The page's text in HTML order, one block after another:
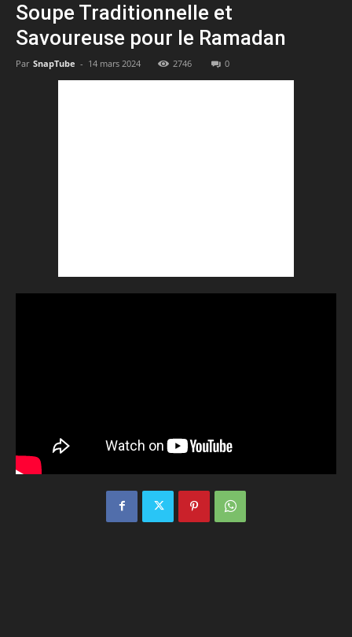
Soupe Traditionnelle et
Savoureuse pour le Ramadan
Par SnapTube - 14 mars 2024 2746 0